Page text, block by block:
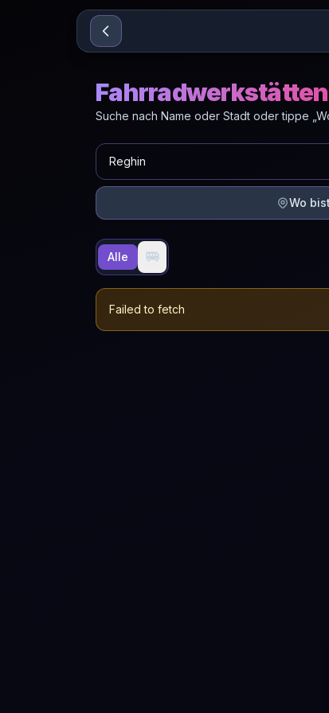
Sari la conținut
Fahrradwerkstätten
Suche nach Name oder Stadt oder tippe
Wo
Alle 🚐
Failed to fetch